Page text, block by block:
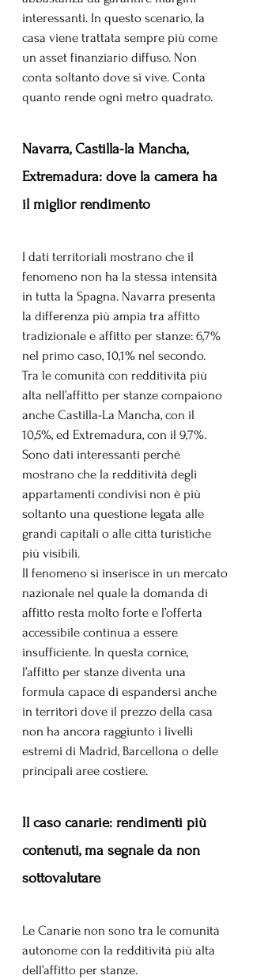
interessanti. In questo scenario, la
casa viene trattata sempre più come
un asset finanziario diffuso. Non
conta soltanto dove si vive. Conta
quanto rende ogni metro quadrato.
Navarra, Castilla-la Mancha,
Extremadura: dove la camera ha
il miglior rendimento
I dati territoriali mostrano che il
fenomeno non ha la stessa intensità
in tutta la Spagna. Navarra presenta
la differenza più ampia tra affitto
tradizionale e affitto per stanze: 6,7%
nel primo caso, 10,1% nel secondo.
Tra le comunità con redditività più
alta nell’affitto per stanze compaiono
anche Castilla-La Mancha, con il
10,5%, ed Extremadura, con il 9,7%.
Sono dati interessanti perché
mostrano che la redditività degli
appartamenti condivisi non è più
soltanto una questione legata alle
grandi capitali o alle città turistiche
più visibili.
Il fenomeno si inserisce in un mercato
nazionale nel quale la domanda di
affitto resta molto forte e l’offerta
accessibile continua a essere
insufficiente. In questa cornice,
l’affitto per stanze diventa una
formula capace di espandersi anche
in territori dove il prezzo della casa
non ha ancora raggiunto i livelli
estremi di Madrid, Barcellona o delle
principali aree costiere.
Il caso canarie: rendimenti più
contenuti, ma segnale da non
sottovalutare
Le Canarie non sono tra le comunità
autonome con la redditività più alta
dell’affitto per stanze.